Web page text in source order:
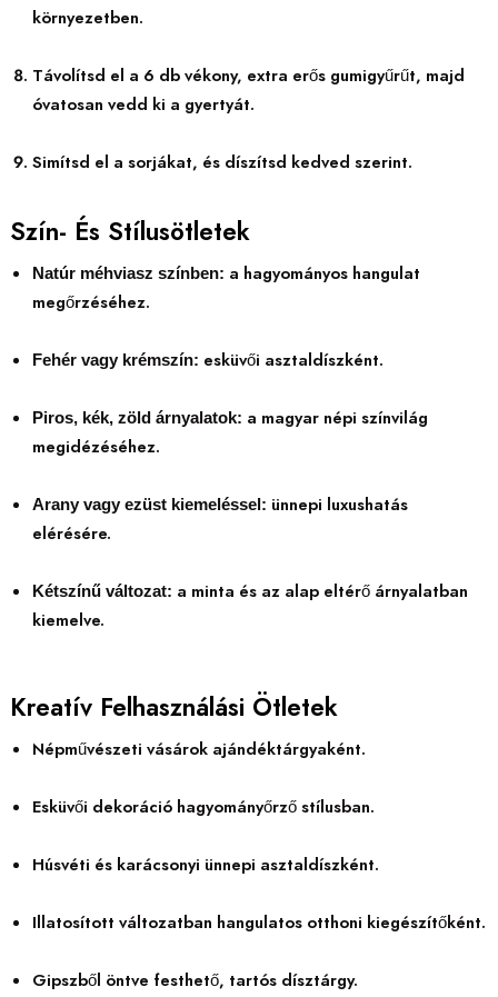
környezetben.
Távolítsd el a 6 db vékony, extra erős gumigyűrűt, majd
óvatosan vedd ki a gyertyát.
Simítsd el a sorjákat, és díszítsd kedved szerint.
Szín- És Stílusötletek
Natúr méhviasz színben: a hagyományos hangulat
megőrzéséhez.
Fehér vagy krémszín: esküvői asztaldíszként.
Piros, kék, zöld árnyalatok: a magyar népi színvilág
megidézéséhez.
Arany vagy ezüst kiemeléssel: ünnepi luxushatás
elérésére.
Kétszínű változat: a minta és az alap eltérő árnyalatban
kiemelve.
Kreatív Felhasználási Ötletek
Népművészeti vásárok ajándéktárgyaként.
Esküvői dekoráció hagyományőrző stílusban.
Húsvéti és karácsonyi ünnepi asztaldíszként.
Illatosított változatban hangulatos otthoni kiegészítőként.
Gipszből öntve festhető, tartós dísztárgy.